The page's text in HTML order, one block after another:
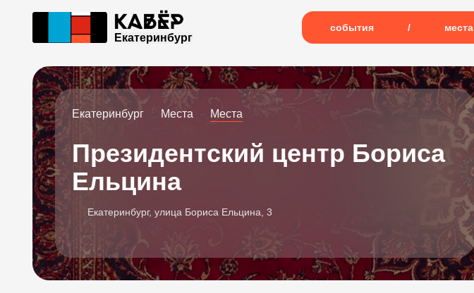
Екатеринбург
события / места
Екатеринбург Места Места
Президентский центр Бориса
Ельцина
Екатеринбург, улица Бориса Ельцина, 3